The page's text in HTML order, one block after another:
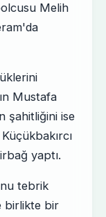
Melih
Mustafa
şahitliğini ise
yaptı.
tebrik
birlikte bir